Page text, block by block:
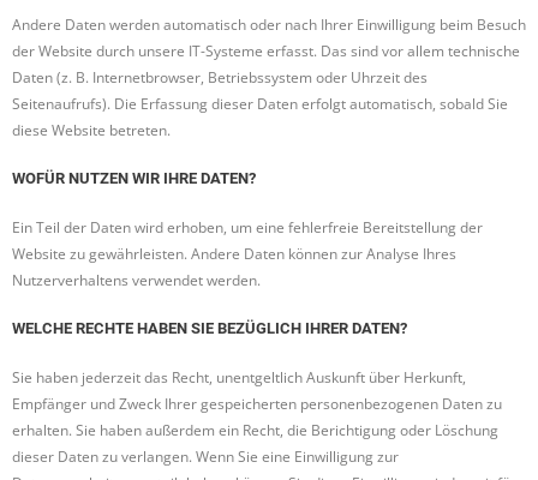
Andere Daten werden automatisch oder nach Ihrer Einwilligung beim Besuch
der Website durch unsere IT-Systeme erfasst. Das sind vor allem technische
Daten (z. B. Internetbrowser, Betriebssystem oder Uhrzeit des
Seitenaufrufs). Die Erfassung dieser Daten erfolgt automatisch, sobald Sie
diese Website betreten.
WOFÜR NUTZEN WIR IHRE DATEN?
Ein Teil der Daten wird erhoben, um eine fehlerfreie Bereitstellung der
Website zu gewährleisten. Andere Daten können zur Analyse Ihres
Nutzerverhaltens verwendet werden.
WELCHE RECHTE HABEN SIE BEZÜGLICH IHRER DATEN?
Sie haben jederzeit das Recht, unentgeltlich Auskunft über Herkunft,
Empfänger und Zweck Ihrer gespeicherten personenbezogenen Daten zu
erhalten. Sie haben außerdem ein Recht, die Berichtigung oder Löschung
dieser Daten zu verlangen. Wenn Sie eine Einwilligung zur